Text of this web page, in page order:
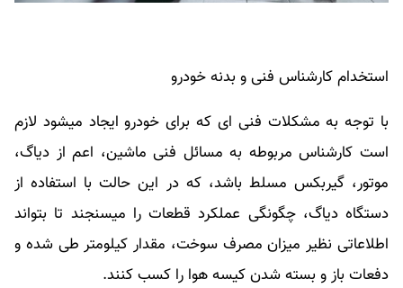
استخدام کارشناس فنی و بدنه خودرو
با توجه به مشکلات فنی ای که برای خودرو ایجاد میشود لازم
است کارشناس مربوطه به مسائل فنی ماشین، اعم از دیاگ،
موتور، گیربکس مسلط باشد، که در این حالت با استفاده از
دستگاه دیاگ، چگونگی عملکرد قطعات را میسنجند تا بتواند
اطلاعاتی نظیر میزان مصرف سوخت، مقدار کیلومتر طی شده و
دفعات باز و بسته شدن کیسه هوا را کسب کنند.